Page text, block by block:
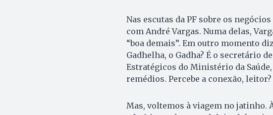
Nas escutas da PF sobre os
com André Vargas. Numa delas,
“boa demais”. Em outro momento
Gadhelha, o Gadha? É o secretário
Estratégicos do Ministério da
remédios. Percebe a conexão, leitor?
Mas, voltemos à viagem no jatinho.